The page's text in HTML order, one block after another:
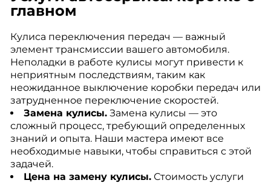
главном
Кулиса переключения передач — важный
элемент трансмиссии вашего автомобиля.
Неполадки в работе кулисы могут привести к
неприятным последствиям, таким как
неожиданное выключение коробки передач или
затрудненное переключение скоростей.
Замена кулисы.Замена кулисы — это
сложный процесс, требующий определенных
знаний и опыта. Наши мастера имеют все
необходимые навыки, чтобы справиться с этой
задачей.
Цена на замену кулисы.Стоимость услуги